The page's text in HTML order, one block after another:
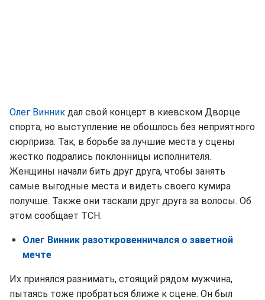
Олег Винник дал свой концерт в киевском Дворце
спорта, но выступление не обошлось без неприятного
сюрприза. Так, в борьбе за лучшие места у сцены
жестко подрались поклонницы исполнителя.
Женщины начали бить друг друга, чтобы занять
самые выгодные места и видеть своего кумира
получше. Также они таскали друг друга за волосы. Об
этом сообщает ТСН.
Олег Винник разоткровенничался о заветной
мечте
Их принялся разнимать, стоящий рядом мужчина,
пытаясь тоже пробраться ближе к сцене. Он был